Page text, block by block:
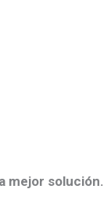
mejor solución.